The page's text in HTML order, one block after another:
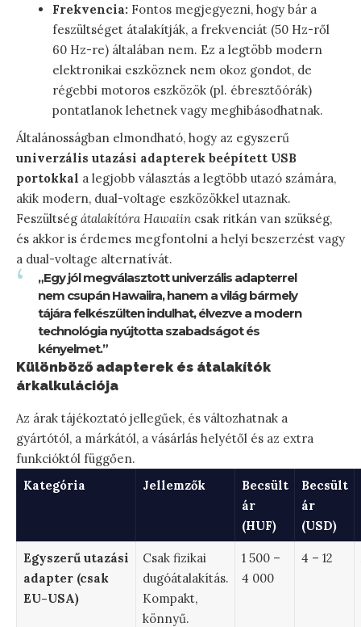
Frekvencia: Fontos megjegyezni, hogy bár a
feszültséget átalakítják, a frekvenciát (50 Hz-ről
60 Hz-re) általában nem. Ez a legtöbb modern
elektronikai eszköznek nem okoz gondot, de
régebbi motoros eszközök (pl. ébresztőórák)
pontatlanok lehetnek vagy meghibásodhatnak.
Általánosságban elmondható, hogy az egyszerű
univerzális utazási adapterek beépített USB
portokkal a legjobb választás a legtöbb utazó számára,
akik modern, dual-voltage eszközökkel utaznak.
Feszültség átalakítóra Hawaiin csak ritkán van szükség,
és akkor is érdemes megfontolni a helyi beszerzést vagy
a dual-voltage alternatívát.
„Egy jól megválasztott univerzális adapterrel
nem csupán Hawaiira, hanem a világ bármely
tájára felkészülten indulhat, élvezve a modern
technológia nyújtotta szabadságot és
kényelmet.”
Különböző adapterek és átalakítók
árkalkulációja
Az árak tájékoztató jellegűek, és változhatnak a
gyártótól, a márkától, a vásárlás helyétől és az extra
funkcióktól függően.
Kategória
Jellemzők
Becsült
ár
(HUF)
Becsült
ár
(USD)
Egyszerű utazási
adapter (csak
EU-USA)
Csak fizikai
dugóátalakítás.
Kompakt,
könnyű.
1 500 –
4 000
4 – 12